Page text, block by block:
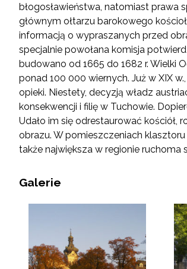
błogosławieństwa, natomiast prawa
głównym ołtarzu barokowego
informacją o wypraszanych przed
specjalnie powołana komisja
budowano od 1665 do 1682 r. Wielki
ponad 100 000 wiernych. Już w XIX
opieki. Niestety, decyzją władz
konsekwencji i filię w Tuchowie.
Udało im się odrestaurować
obrazu. W pomieszczeniach
także największa w regionie ruchoma
Galerie